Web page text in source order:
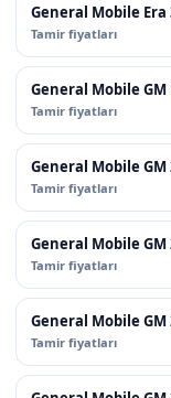
General Mobile Era
Tamir fiyatları
General Mobile GM
Tamir fiyatları
General Mobile GM
Tamir fiyatları
General Mobile GM
Tamir fiyatları
General Mobile GM
Tamir fiyatları